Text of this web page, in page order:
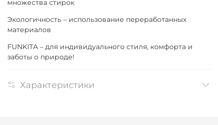
множества стирок
Экологичность – использование переработанных
материалов
FUNKITA – для индивидуального стиля, комфорта и
заботы о природе!
Характеристики